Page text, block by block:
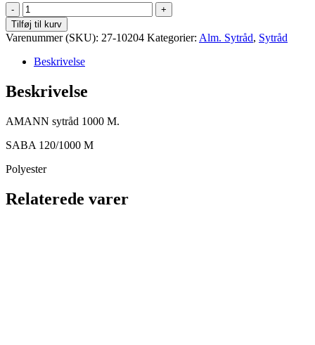
AMANN
Sytråd
-
1000
M
Turkis
antal
Tilføj til kurv
Varenummer (SKU): 27-10204 Kategorier: Alm. Sytråd, Sytråd
Beskrivelse
Beskrivelse
AMANN sytråd 1000 M.
SABA 120/1000 M
Polyester
Relaterede varer